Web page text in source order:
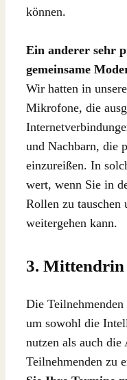
können.
Ein anderer sehr
gemeinsame
Wir hatten in
Mikrofone, die
und Nachbarn, die
einzureißen. In
wert, wenn Sie in
Rollen zu tauschen
weitergehen kann.
3. Mittendrin
Die
um sowohl die
nutzen als auch
Teilnehmenden zu